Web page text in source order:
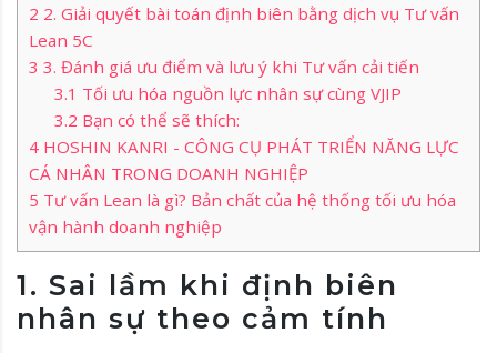
2 2. Giải quyết bài toán định biên bằng dịch vụ Tư vấn
Lean 5C
3 3. Đánh giá ưu điểm và lưu ý khi Tư vấn cải tiến
3.1 Tối ưu hóa nguồn lực nhân sự cùng VJIP
3.2 Bạn có thể sẽ thích:
4 HOSHIN KANRI - CÔNG CỤ PHÁT TRIỂN NĂNG LỰC
CÁ NHÂN TRONG DOANH NGHIỆP
5 Tư vấn Lean là gì? Bản chất của hệ thống tối ưu hóa
vận hành doanh nghiệp
1. Sai lầm khi định biên
nhân sự theo cảm tính